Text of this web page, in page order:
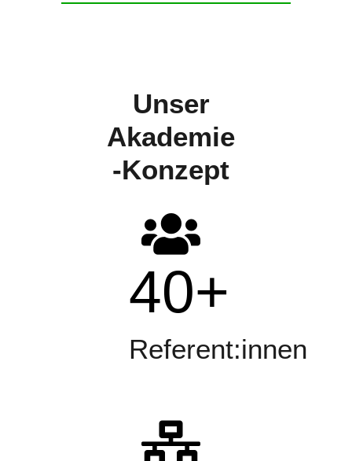
Unser
Akademie
-Konzept
40+
Referent:innen